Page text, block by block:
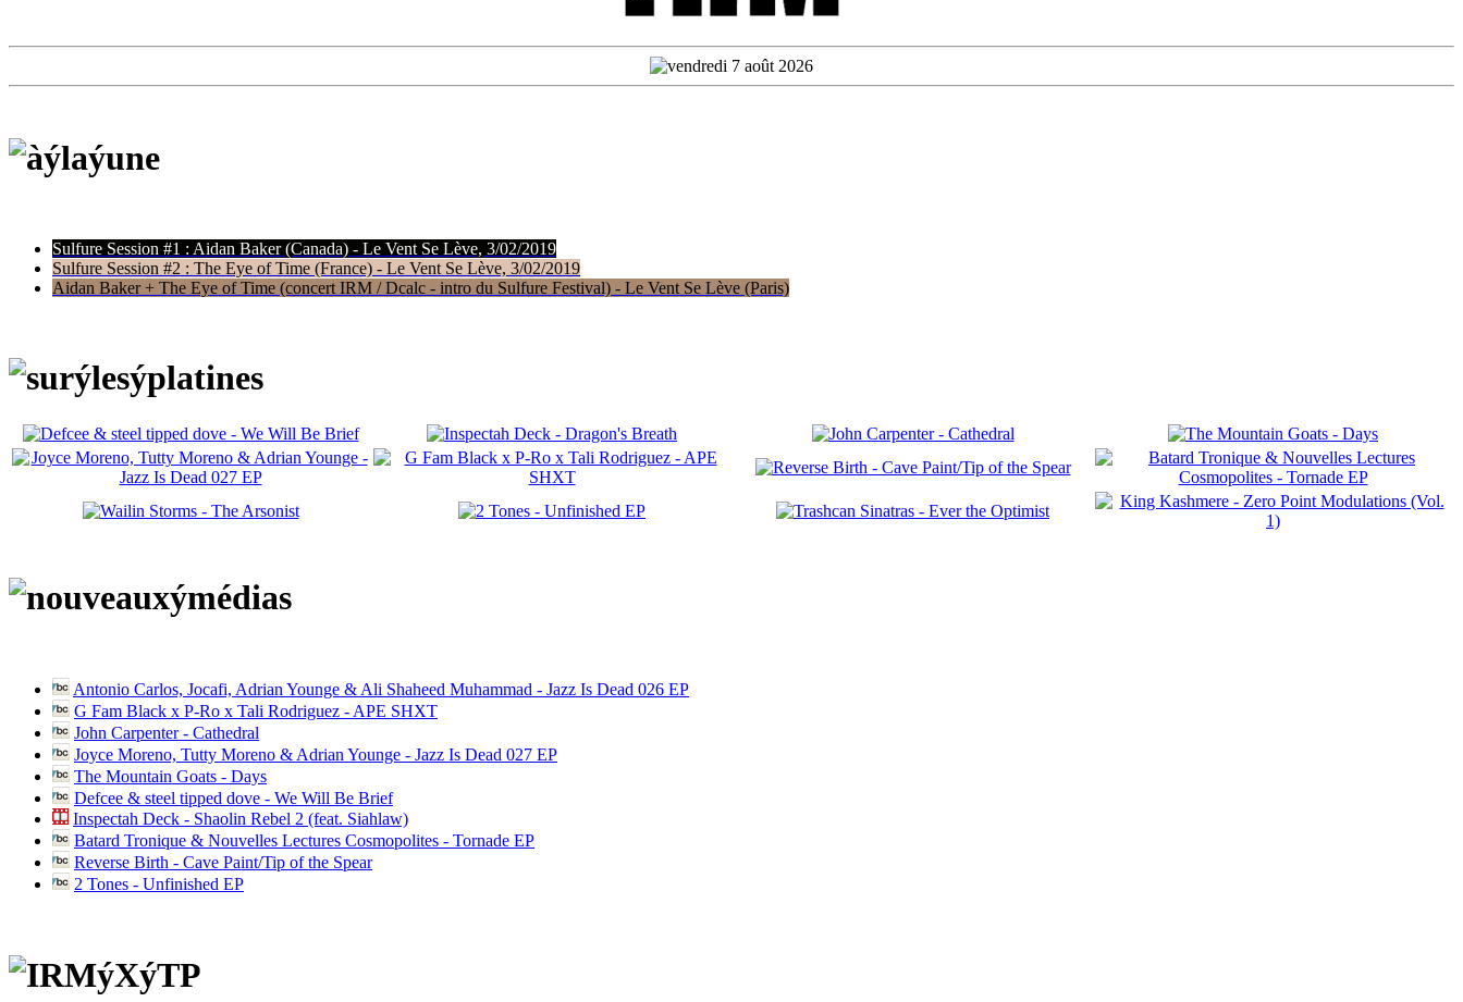
Sulfure Session #1 : Aidan Baker (Canada) - Le Vent Se Lève, 3/02/2019
Sulfure Session #2 : The Eye of Time (France) - Le Vent Se Lève, 3/02/2019
Aidan Baker + The Eye of Time (concert IRM / Dcalc - intro du Sulfure Festival) - Le Vent Se Lève (Paris)
Antonio Carlos, Jocafi, Adrian Younge & Ali Shaheed Muhammad - Jazz Is Dead 026 EP
G Fam Black x P-Ro x Tali Rodriguez - APE SHXT
John Carpenter - Cathedral
Joyce Moreno, Tutty Moreno & Adrian Younge - Jazz Is Dead 027 EP
The Mountain Goats - Days
Defcee & steel tipped dove - We Will Be Brief
Inspectah Deck - Shaolin Rebel 2 (feat. Siahlaw)
Batard Tronique & Nouvelles Lectures Cosmopolites - Tornade EP
Reverse Birth - Cave Paint/Tip of the Spear
2 Tones - Unfinished EP